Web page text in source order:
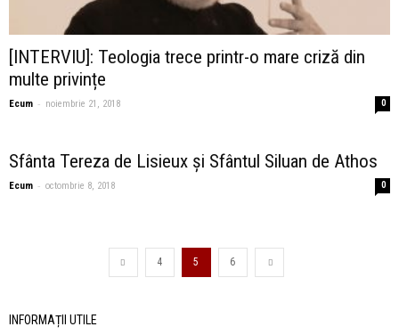
[INTERVIU]: Teologia trece printr-o mare criză din
multe privințe
Ecum - noiembrie 21, 2018 0
Sfânta Tereza de Lisieux și Sfântul Siluan de Athos
Ecum - octombrie 8, 2018 0
4 5 6
INFORMAȚII UTILE